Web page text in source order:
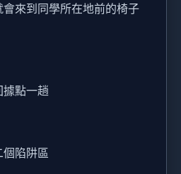
來到同學所在地前的椅子
點一趟
陷阱區